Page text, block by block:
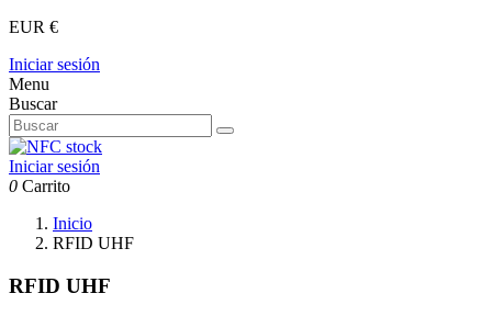
EUR €
Iniciar sesión
Menu
Buscar
Iniciar sesión
0 Carrito
Inicio
RFID UHF
RFID UHF